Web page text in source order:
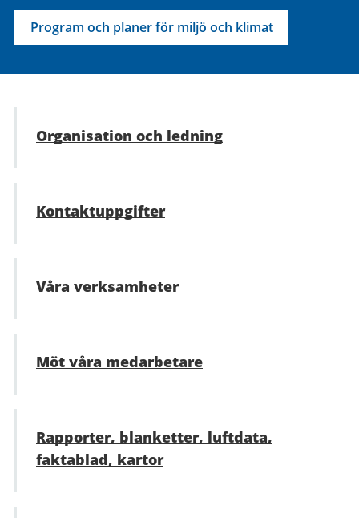
Program och planer för miljö och klimat
Organisation och ledning
Kontaktuppgifter
Våra verksamheter
Möt våra medarbetare
Rapporter, blanketter, luftdata,
faktablad, kartor